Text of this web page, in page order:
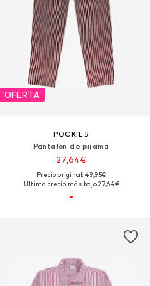
OFERTA
POCKIES
Pantalón de pijama
27,64€
Precio original: 49,95€
Último precio más bajo:27,64€